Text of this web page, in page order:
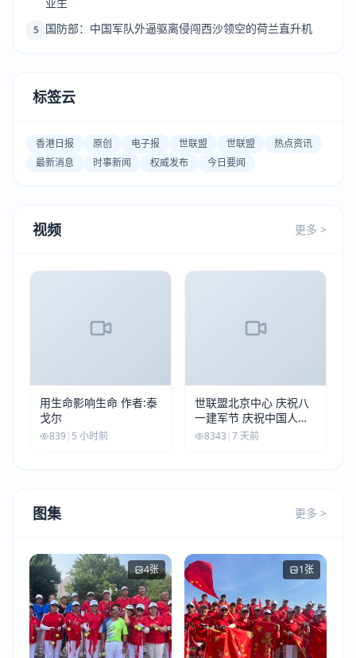
5 国防部：中国军队外逼驱离侵闯西沙领空的荷兰直升机
标签云
香港日报 原创 电子报 世联盟 世联盟
热点资讯
最新消息
时事新闻 权威发布 今日要闻
视频 更多 >
用生命影响生命 作者:泰
戈尔
839 | 5 小时前
世联盟北京中心 庆祝八
一建军节 庆祝中国人民
解放军建军99周年
8343 |7 天前
图集 更多 >
4张 1张